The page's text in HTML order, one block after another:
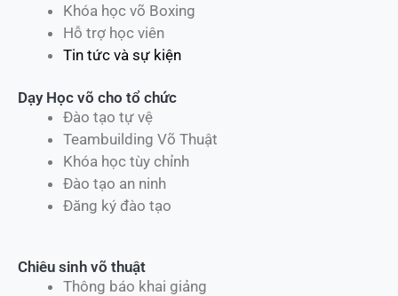
Khóa học võ Boxing
Hỗ trợ học viên
Tin tức và sự kiện
Dạy Học võ cho tổ chức
Đào tạo tự vệ
Teambuilding Võ Thuật
Khóa học tùy chỉnh
Đào tạo an ninh
Đăng ký đào tạo
Chiêu sinh võ thuật
Thông báo khai giảng